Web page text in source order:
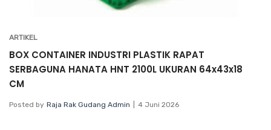
ARTIKEL
BOX CONTAINER INDUSTRI PLASTIK RAPAT
SERBAGUNA HANATA HNT 2100L UKURAN 64x43x18
CM
Posted by Raja Rak Gudang Admin 4 Juni 2026